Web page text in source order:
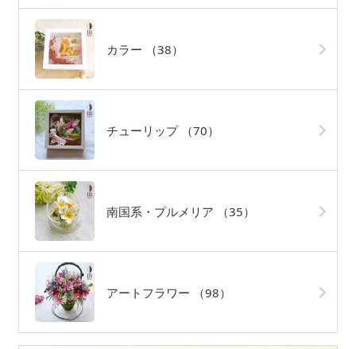
カラー （38）
チューリップ （70）
南国系・プルメリア （35）
アートフラワー （98）